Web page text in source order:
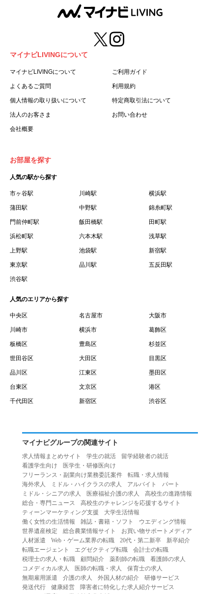
マイナビLIVINGについて
マイナビLIVINGについて ご利用ガイド
よくあるご質問 利用規約
個人情報の取り扱いについて 特定商取引法について
法人のお客さま お問い合わせ
会社概要
お部屋を探す
人気の駅から探す
市ヶ谷駅 川崎駅 横浜駅
蒲田駅 中野駅 錦糸町駅
門前仲町駅 飯田橋駅 田町駅
浜松町駅 六本木駅 浅草駅
上野駅 池袋駅 新宿駅
東京駅 品川駅 五反田駅
渋谷駅
人気のエリアから探す
中央区 名古屋市 大阪市
川崎市 横浜市 葛飾区
板橋区 豊島区 杉並区
世田谷区 大田区 目黒区
品川区 江東区 墨田区
台東区 文京区 港区
千代田区 新宿区 渋谷区
マイナビグループの関連サイト
求人情報まとめサイト 学生の就活
留学経験者の就活
看護学生向け
医学生・研修医向け
フリーランス・副業向け業務委託案件
転職・求人情報
海外求人
ミドル・ハイクラスの求人 アルバイト
パート
ミドル・シニアの求人
医療福祉介護の求人
高校生の進路情報
総合・専門ニュース
高校生のチャレンジを応援するサイト
ティーンマーケティング支援
大学生活情報
働く女性の生活情報
雑誌・書籍・ソフト
ウエディング情報
世界遺産検定
総合農業情報サイト
お買い物サポートメディア
人材派遣
Web・ゲーム業界の転職 20代・第二新卒
新卒紹介
転職エージェント
エグゼクティブ転職
会計士の転職
税理士の求人・転職
顧問紹介 薬剤師の転職
看護師の求人
コメディカル求人
医師の転職・求人
保育士の求人
無期雇用派遣
介護の求人 外国人材の紹介
研修サービス
発送代行
健康経営
障害者に特化した求人紹介サービス